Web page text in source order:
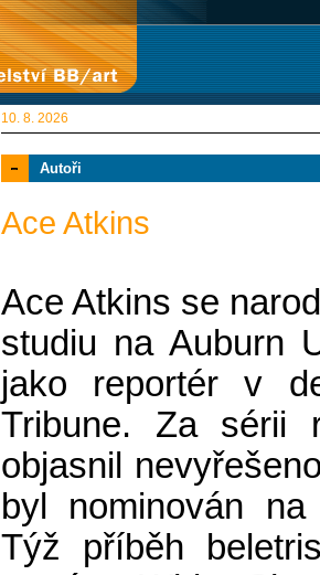
10. 8. 2026
Autoři
Ace Atkins
Ace Atkins se
studiu na Auburn
jako reportér v
Tribune. Za sérii
objasnil
byl nominován
Týž příběh